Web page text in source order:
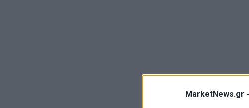
MarketNews.gr -